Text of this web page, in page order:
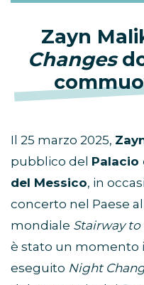
Zayn
Changes
Il 25 marzo 2025,
pubblico del Palacio
del Messico, in
concerto nel Paese
mondiale Stairway to
è stato un momento
eseguito Night